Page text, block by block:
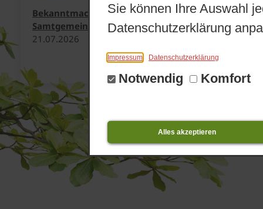
Sie können Ihre Auswahl
Datenschutzerklärung
Impressum Datenschutzerklärung
Notwendig Komfort
Alles akzeptieren
Bekanntmachungen
Samtgemeinde Dransfeld
21.​07.​2026
mehr